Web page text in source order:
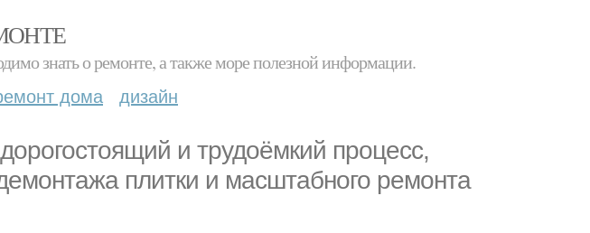
знать о ремонте, а также море полезной информации.
дома дизайн
и трудоёмкий процесс,
плитки и масштабного ремонта